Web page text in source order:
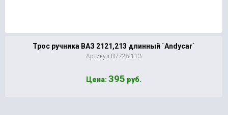
Трос ручника ВАЗ 2121,213 длинный `Andycar`
Артикул В7728-113
Цена:395 руб.